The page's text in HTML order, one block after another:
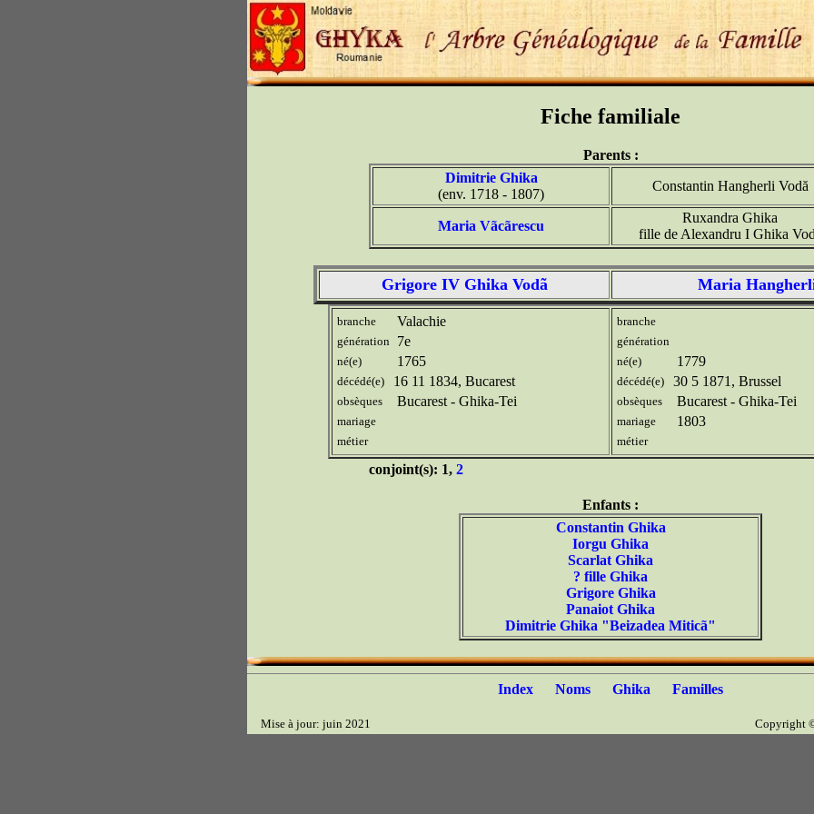
Fiche familiale
Parents :
Dimitrie Ghika
(env. 1718 - 1807)
Constantin Hangherli Vodă
Maria Vãcãrescu
Ruxandra Ghika
fille de Alexandru I Ghika
Grigore IV Ghika Vodã Maria
branche Valachie
génération 7e
né(e) 1765
décédé(e) 16 11 1834, Bucarest
obsèques Bucarest - Ghika-Tei
mariage
métier
branche
génération
né(e)
1779
décédé(e) 30 5 1871, Brussel
obsèques Bucarest - Ghika-Tei
mariage 1803
métier
conjoint(s): 1, 2
Enfants :
Constantin Ghika
Iorgu Ghika
Scarlat Ghika
? fille Ghika
Grigore Ghika
Panaiot Ghika
Dimitrie Ghika "Beizadea Miticã"
Index Noms Ghika Familles
Mise à jour: juin 2021 Copyright